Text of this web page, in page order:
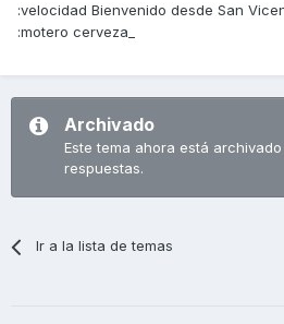
:velocidad Bienvenido desde San
:motero cerveza_
Archivado
Este tema ahora está
respuestas.
Ir a la lista de temas